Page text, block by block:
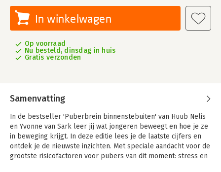
In winkelwagen
Op voorraad
Nu besteld, dinsdag in huis
Gratis verzonden
Samenvatting
In de bestseller 'Puberbrein binnenstebuiten' van Huub Nelis
en Yvonne van Sark leer jij wat jongeren beweegt en hoe je ze
in beweging krijgt. In deze editie lees je de laatste cijfers en
ontdek je de nieuwste inzichten. Met speciale aandacht voor de
grootste risicofactoren voor pubers van dit moment: stress en